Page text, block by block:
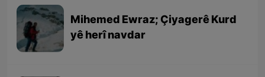
Mihemed Ewraz; Çiyagerê Kurd
yê herî navdar